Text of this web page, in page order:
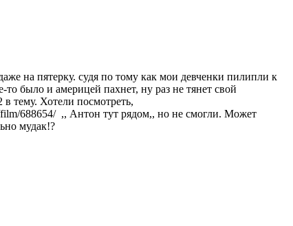
на пятерку. судя по тому как мои девченки пилипли к
то было и америцей пахнет, ну раз не тянет свой
тему. Хотели посмотреть,
688654/ ,, Антон тут рядом,, но не смогли. Может
мудак!?